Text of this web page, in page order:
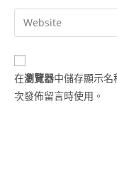
在瀏覽器中儲存顯示
次發佈留言時使用。